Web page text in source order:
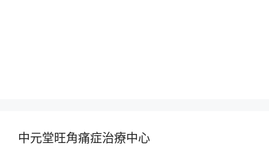
中元堂旺角痛症治療中心